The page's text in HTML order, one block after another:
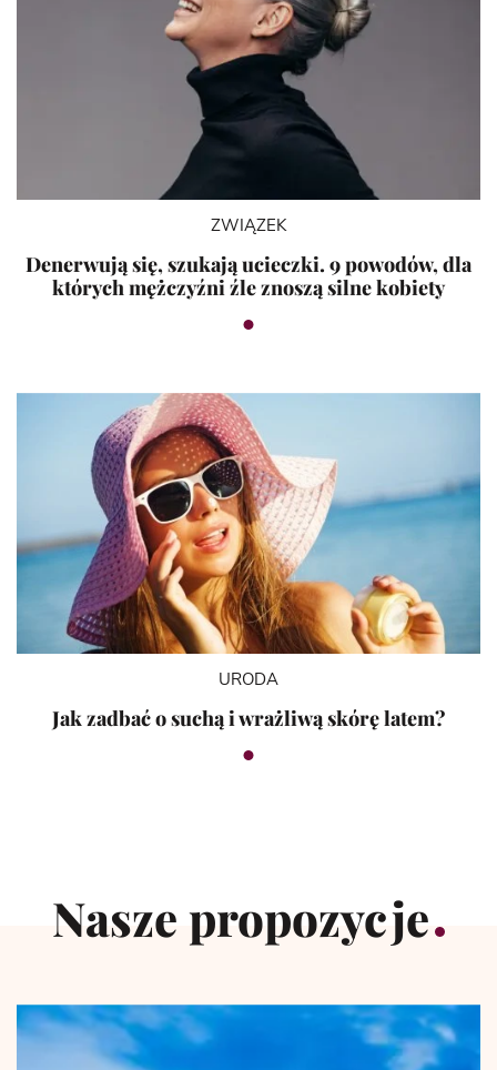
ZWIĄZEK
Denerwują się, szukają ucieczki. 9 powodów, dla
których mężczyźni źle znoszą silne kobiety
URODA
Jak zadbać o suchą i wrażliwą skórę latem?
Nasze propozycje